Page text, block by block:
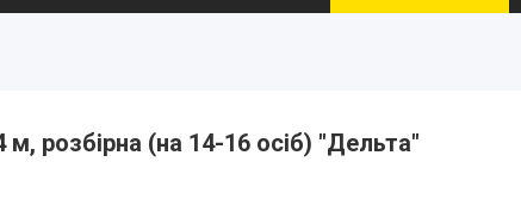
розбірна (на 14-16 осіб) "Дельта"